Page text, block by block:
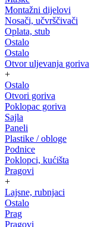
Montažni dijelovi
Nosači, učvrščivači
Oplata, stub
Ostalo
Ostalo
Otvor uljevanja goriva
+
Ostalo
Otvori goriva
Poklopac goriva
Sajla
Paneli
Plastike / obloge
Podnice
Poklopci, kućišta
Pragovi
+
Lajsne, rubnjaci
Ostalo
Prag
Pragovi